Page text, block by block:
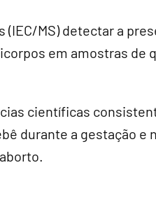
MS) detectar a
em amostras de
científicas
durante a gestação e